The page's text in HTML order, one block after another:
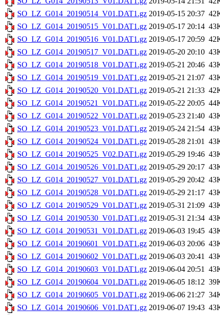
SO_LZ_G014_20190514_V01.DAT1.gz 2019-05-15 20:37
SO_LZ_G014_20190515_V01.DAT1.gz 2019-05-17 20:14
SO_LZ_G014_20190516_V01.DAT1.gz 2019-05-17 20:59
SO_LZ_G014_20190517_V01.DAT1.gz 2019-05-20 20:10
SO_LZ_G014_20190518_V01.DAT1.gz 2019-05-21 20:46
SO_LZ_G014_20190519_V01.DAT1.gz 2019-05-21 21:07
SO_LZ_G014_20190520_V01.DAT1.gz 2019-05-21 21:33
SO_LZ_G014_20190521_V01.DAT1.gz 2019-05-22 20:05
SO_LZ_G014_20190522_V01.DAT1.gz 2019-05-23 21:40
SO_LZ_G014_20190523_V01.DAT1.gz 2019-05-24 21:54
SO_LZ_G014_20190524_V01.DAT1.gz 2019-05-28 21:01
SO_LZ_G014_20190525_V02.DAT1.gz 2019-05-29 19:46
SO_LZ_G014_20190526_V01.DAT1.gz 2019-05-29 20:17
SO_LZ_G014_20190527_V01.DAT1.gz 2019-05-29 20:42
SO_LZ_G014_20190528_V01.DAT1.gz 2019-05-29 21:17
SO_LZ_G014_20190529_V01.DAT1.gz 2019-05-31 21:09
SO_LZ_G014_20190530_V01.DAT1.gz 2019-05-31 21:34
SO_LZ_G014_20190531_V01.DAT1.gz 2019-06-03 19:45
SO_LZ_G014_20190601_V01.DAT1.gz 2019-06-03 20:06
SO_LZ_G014_20190602_V01.DAT1.gz 2019-06-03 20:41
SO_LZ_G014_20190603_V01.DAT1.gz 2019-06-04 20:51
SO_LZ_G014_20190604_V01.DAT1.gz 2019-06-05 18:12
SO_LZ_G014_20190605_V01.DAT1.gz 2019-06-06 21:27
SO_LZ_G014_20190606_V01.DAT1.gz 2019-06-07 19:43